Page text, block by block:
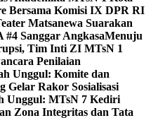
Bersama Komisi IX DPR RI
Matsanewa Suarakan
Sanggar AngkasaMenuju
Tim Inti ZI MTsN 1
Penilaian
Unggul: Komite dan
Gelar Rakor Sosialisasi
Unggul: MTsN 7 Kediri
Zona Integritas dan Tata